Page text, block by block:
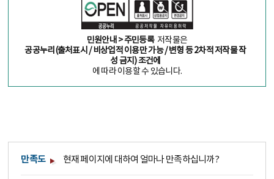
민원안내 > 주민등록 저작물은
공공누리(출처표시 / 비상업적 이용만 가능 / 변형 등 2차적 저작물 작
성 금지) 조건에
에 따라 이용할 수 있습니다.
만족도 현재 페이지에 대하여 얼마나 만족하십니까?